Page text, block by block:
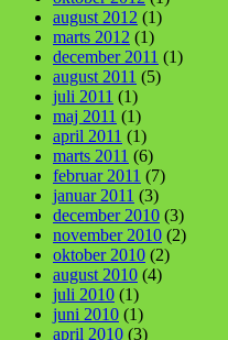
august 2012 (1)
marts 2012 (1)
december 2011 (1)
august 2011 (5)
juli 2011 (1)
maj 2011 (1)
april 2011 (1)
marts 2011 (6)
februar 2011 (7)
januar 2011 (3)
december 2010 (3)
november 2010 (2)
oktober 2010 (2)
august 2010 (4)
juli 2010 (1)
juni 2010 (1)
april 2010 (3)